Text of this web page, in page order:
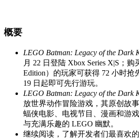
概要
LEGO Batman: Legacy of the Dark
月 22 日登陆 Xbox Series X|S；购
Edition）的玩家可获得 72 小时抢
19 日起即可先行游玩。
LEGO Batman: Legacy of the Dark
放世界动作冒险游戏，其原创故
蝠侠电影、电视节目、漫画和游
与充满乐趣的 LEGO 幽默。
继续阅读，了解开发者们最喜欢